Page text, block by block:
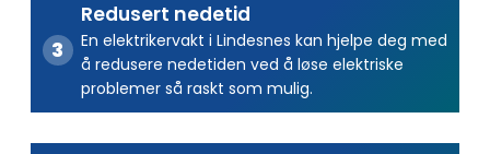
Redusert nedetid
En elektrikervakt i Lindesnes kan hjelpe deg med
å redusere nedetiden ved å løse elektriske
problemer så raskt som mulig.